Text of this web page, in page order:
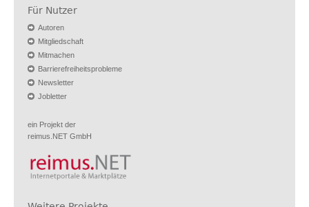
Für Nutzer
Autoren
Mitgliedschaft
Mitmachen
Barrierefreiheitsprobleme
Newsletter
Jobletter
ein Projekt der
reimus.NET GmbH